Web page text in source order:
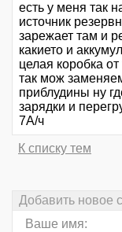
есть у меня так
источник
зарежает там и
какието и
целая коробка
так мож
приблудины ну
зарядки и
7А/ч
К списку тем
Добавить новое
Ваше имя: